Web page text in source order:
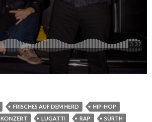
FRISCHES AUF DEM HERD
HIP-HOP
KONZERT LUGATTI RAP SÜRTH